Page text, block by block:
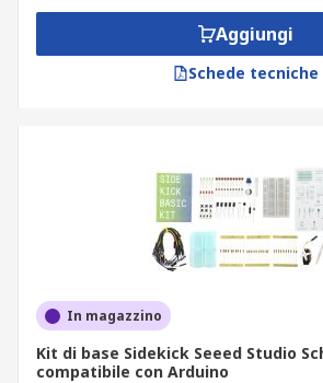
Aggiungi
Schede tecniche
In magazzino
Kit di base Sidekick Seeed Studio
compatibile con Arduino